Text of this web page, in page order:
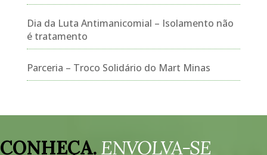
Dia da Luta Antimanicomial – Isolamento não
é tratamento
Parceria – Troco Solidário do Mart Minas
de
CONHEÇA.ENVOLVA-SE